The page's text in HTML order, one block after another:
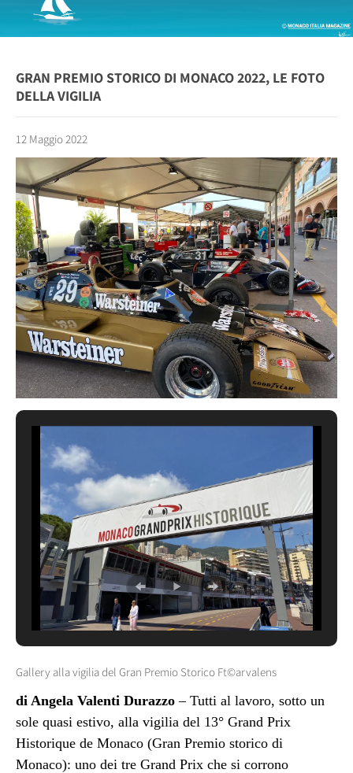
GRAN PREMIO STORICO DI MONACO 2022, LE FOTO
DELLA VIGILIA
12 Maggio 2022
Gallery alla vigilia del Gran Premio Storico Ft©arvalens
di Angela Valenti Durazzo – Tutti al lavoro, sotto un
sole quasi estivo, alla vigilia del 13° Grand Prix
Historique de Monaco (Gran Premio storico di
Monaco): uno dei tre Grand Prix che si corrono